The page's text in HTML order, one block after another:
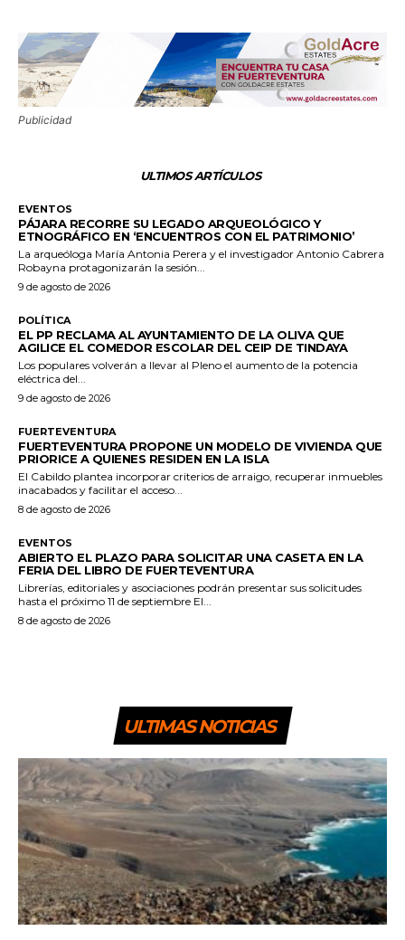
Publicidad
ULTIMOS ARTÍCULOS
EVENTOS
PÁJARA RECORRE SU LEGADO ARQUEOLÓGICO Y
ETNOGRÁFICO EN ‘ENCUENTROS CON EL PATRIMONIO’
La arqueóloga María Antonia Perera y el investigador Antonio Cabrera
Robayna protagonizarán la sesión...
9 de agosto de 2026
POLÍTICA
EL PP RECLAMA AL AYUNTAMIENTO DE LA OLIVA QUE
AGILICE EL COMEDOR ESCOLAR DEL CEIP DE TINDAYA
Los populares volverán a llevar al Pleno el aumento de la potencia
eléctrica del...
9 de agosto de 2026
FUERTEVENTURA
FUERTEVENTURA PROPONE UN MODELO DE VIVIENDA QUE
PRIORICE A QUIENES RESIDEN EN LA ISLA
El Cabildo plantea incorporar criterios de arraigo, recuperar inmuebles
inacabados y facilitar el acceso...
8 de agosto de 2026
EVENTOS
ABIERTO EL PLAZO PARA SOLICITAR UNA CASETA EN LA
FERIA DEL LIBRO DE FUERTEVENTURA
Librerías, editoriales y asociaciones podrán presentar sus solicitudes
hasta el próximo 11 de septiembre El...
8 de agosto de 2026
ULTIMAS NOTICIAS